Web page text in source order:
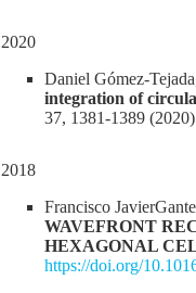
2020
Daniel Gómez-
integration of
37, 1381-1389
2018
Francisco
WAVEFRONT
HEXAGONAL
https://doi.org/